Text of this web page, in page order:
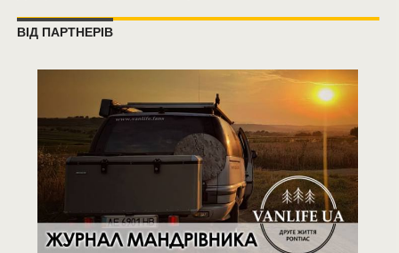
ВІД ПАРТНЕРІВ